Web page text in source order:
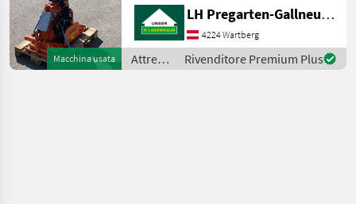
Macchina usata
Fernbedienung -180cm
Mähbalken -Tasträder
Messungen (siehe Bild):
LH Pregarten-Gallneukirchen, Pregarten
4224 Wartberg
Attrezzi
comunali
Rivenditore Premium Plus